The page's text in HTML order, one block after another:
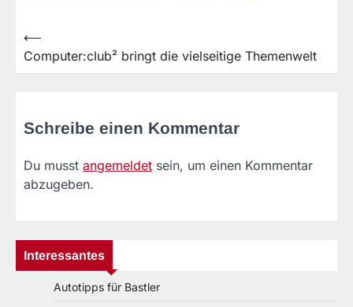
Beitragsnavigation
⟵
Computer:club² bringt die vielseitige Themenwelt
Schreibe einen Kommentar
Du musst angemeldet sein, um einen Kommentar
abzugeben.
Interessantes
Autotipps für Bastler